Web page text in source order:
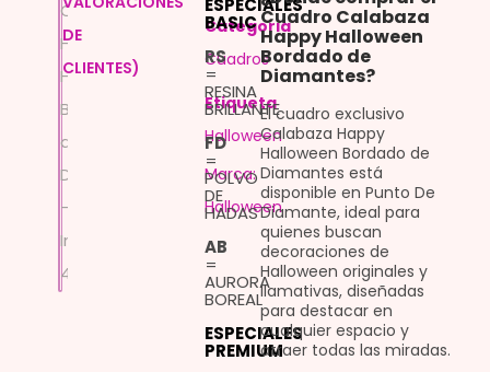
base a
valoraciones
clientes
DE
CLIENTES)
Categoria
Cuadros
Etiqueta
Halloween
Marca:
Halloween
ESPECIALES
BASIC
RS
=
RESINA
BRILLANTE
FD
=
POLVO
DE
HADAS
AB
=
AURORA
BOREAL
ESPECIALES
PREMIUM
Cuadro Calabaza
Happy Halloween
Bordado de
Diamantes?
El cuadro exclusivo
Calabaza Happy
Halloween Bordado de
Diamantes está
disponible en Punto De
Diamante, ideal para
quienes buscan
decoraciones de
Halloween originales y
llamativas, diseñadas
para destacar en
cualquier espacio y
atraer todas las miradas.